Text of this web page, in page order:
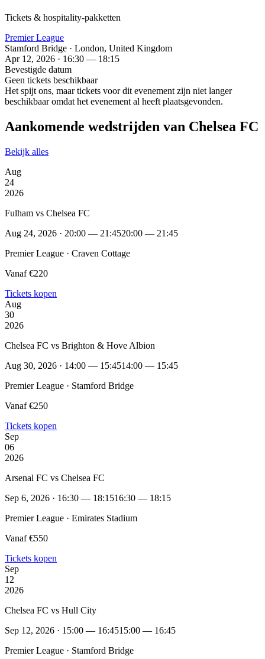
Tickets & hospitality-pakketten
Premier League
Stamford Bridge · London, United Kingdom
Apr 12, 2026 · 16:30 — 18:15
Bevestigde datum
Geen tickets beschikbaar
Het spijt ons, maar tickets voor dit evenement zijn niet langer
beschikbaar omdat het evenement al heeft plaatsgevonden.
Aankomende wedstrijden van Chelsea FC
Bekijk alles
Aug
24
2026
Fulham vs Chelsea FC
Aug 24, 2026 · 20:00 — 21:4520:00 — 21:45
Premier League · Craven Cottage
Vanaf €220
Tickets kopen
Aug
30
2026
Chelsea FC vs Brighton & Hove Albion
Aug 30, 2026 · 14:00 — 15:4514:00 — 15:45
Premier League · Stamford Bridge
Vanaf €250
Tickets kopen
Sep
06
2026
Arsenal FC vs Chelsea FC
Sep 6, 2026 · 16:30 — 18:1516:30 — 18:15
Premier League · Emirates Stadium
Vanaf €550
Tickets kopen
Sep
12
2026
Chelsea FC vs Hull City
Sep 12, 2026 · 15:00 — 16:4515:00 — 16:45
Premier League · Stamford Bridge